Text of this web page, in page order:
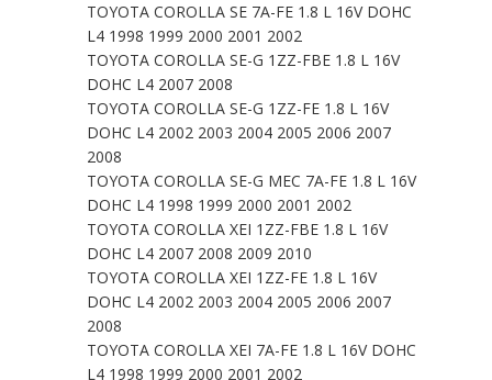
TOYOTA COROLLA SE 7A-FE 1.8 L 16V DOHC
L4 1998 1999 2000 2001 2002
TOYOTA COROLLA SE-G 1ZZ-FBE 1.8 L 16V
DOHC L4 2007 2008
TOYOTA COROLLA SE-G 1ZZ-FE 1.8 L 16V
DOHC L4 2002 2003 2004 2005 2006 2007
2008
TOYOTA COROLLA SE-G MEC 7A-FE 1.8 L 16V
DOHC L4 1998 1999 2000 2001 2002
TOYOTA COROLLA XEI 1ZZ-FBE 1.8 L 16V
DOHC L4 2007 2008 2009 2010
TOYOTA COROLLA XEI 1ZZ-FE 1.8 L 16V
DOHC L4 2002 2003 2004 2005 2006 2007
2008
TOYOTA COROLLA XEI 7A-FE 1.8 L 16V DOHC
L4 1998 1999 2000 2001 2002